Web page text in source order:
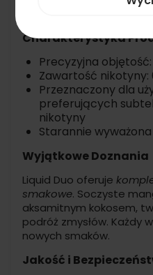
Charakterystyka
Precyzyjna objętość:
Zawartość nikotyny:
Przeznaczony dla
preferujących
nikotyny
Starannie
Wyjątkowe Doznania
Liquid Duo oferuje
smakowe. Soczyste
aksamitnym kokosem,
podróż zmysłów. Każdy
nowych smaków.
Jakość i